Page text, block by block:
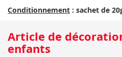
Conditionnement : sachet de
Article de
enfants